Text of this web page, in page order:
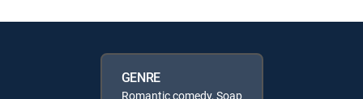
GENRE
Romantic comedy, Soap